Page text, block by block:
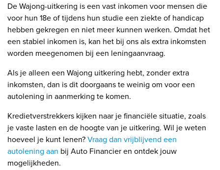
De Wajong-uitkering is een vast inkomen voor mensen die
voor hun 18e of tijdens hun studie een ziekte of handicap
hebben gekregen en niet meer kunnen werken. Omdat het
een stabiel inkomen is, kan het bij ons als extra inkomsten
worden meegenomen bij een leningaanvraag.
Als je alleen een Wajong uitkering hebt, zonder extra
inkomsten, dan is dit doorgaans te weinig om voor een
autolening in aanmerking te komen.
Kredietverstrekkers kijken naar je financiële situatie, zoals
je vaste lasten en de hoogte van je uitkering. Wil je weten
hoeveel je kunt lenen?Vraag dan vrijblijvend een
autolening aan bij Auto Financier en ontdek jouw
mogelijkheden.